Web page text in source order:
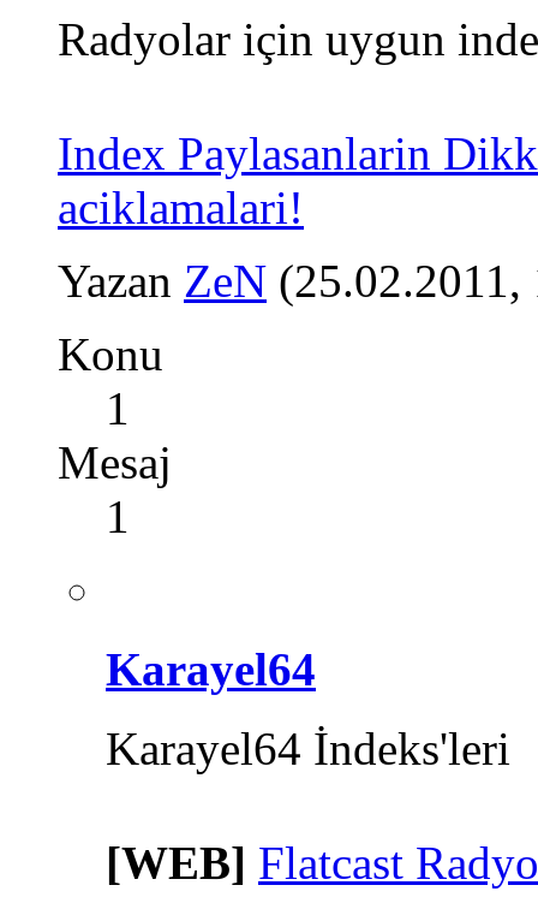
Radyolar için uygun
Index Paylasanlarin
aciklamalari!
Yazan ZeN (25.02.2011,
Konu
1
Mesaj
1
Karayel64
Karayel64 İndeks'leri
[WEB] Flatcast